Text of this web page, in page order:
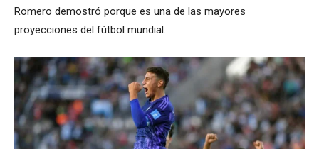
Romero demostró porque es una de las mayores
proyecciones del fútbol mundial.